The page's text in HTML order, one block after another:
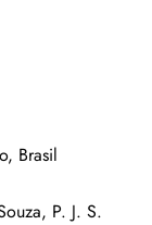
Brasil
P. J. S.